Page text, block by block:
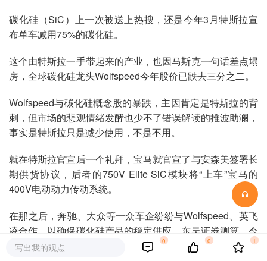
碳化硅（SiC）上一次被送上热搜，还是今年3月特斯拉宣
布单车减用75%的碳化硅。
这个由特斯拉一手带起来的产业，也因马斯克一句话差点塌
房，全球碳化硅龙头Wolfspeed今年股价已跌去三分之二。
Wolfspeed与碳化硅概念股的暴跌，主因肯定是特斯拉的背
刺，但市场的悲观情绪发酵也少不了错误解读的推波助澜，
事实是特斯拉只是减少使用，不是不用。
就在特斯拉官宣后一个礼拜，宝马就官宣了与安森美签署长
期供货协议，后者的750V Elite SiC模块将“上车”宝马的
400V电动动力传动系统。
在那之后，奔驰、大众等一众车企纷纷与Wolfspeed、英飞
凌合作，以确保碳化硅产品的稳定供应。东吴证券测算，今
年1-8月特斯拉以外的其他车企已贡献25%的碳化硅车型销
写出我的观点
0 0 1